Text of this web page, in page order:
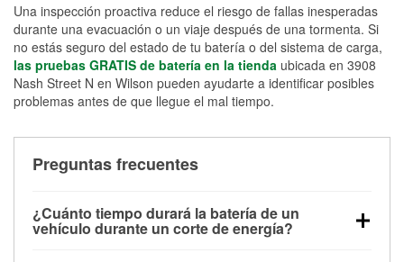
Una inspección proactiva reduce el riesgo de fallas inesperadas
durante una evacuación o un viaje después de una tormenta. Si
no estás seguro del estado de tu batería o del sistema de carga,
las pruebas GRATIS de batería en la tienda ubicada en 3908
Nash Street N en Wilson pueden ayudarte a identificar posibles
problemas antes de que llegue el mal tiempo.
Preguntas frecuentes
¿Cuánto tiempo durará la batería de un
vehículo durante un corte de energía?